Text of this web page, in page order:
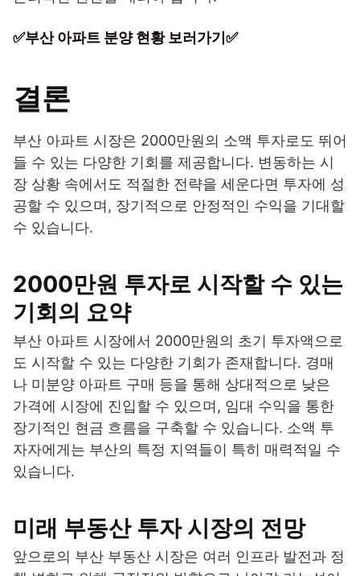
✅부산 아파트 분양 현황 보러가기✅
결론
부산 아파트 시장은 2000만원의 소액 투자로도 뛰어
들 수 있는 다양한 기회를 제공합니다. 변동하는 시
장 상황 속에서도 적절한 전략을 세운다면 투자에 성
공할 수 있으며, 장기적으로 안정적인 수익을 기대할
수 있습니다.
2000만원 투자로 시작할 수 있는
기회의 요약
부산 아파트 시장에서 2000만원의 초기 투자액으로
도 시작할 수 있는 다양한 기회가 존재합니다. 경매
나 미분양 아파트 구매 등을 통해 상대적으로 낮은
가격에 시장에 진입할 수 있으며, 임대 수익을 통한
장기적인 현금 흐름을 구축할 수 있습니다. 소액 투
자자에게는 부산의 특정 지역들이 특히 매력적일 수
있습니다.
미래 부동산 투자 시장의 전망
앞으로의 부산 부동산 시장은 여러 인프라 발전과 정